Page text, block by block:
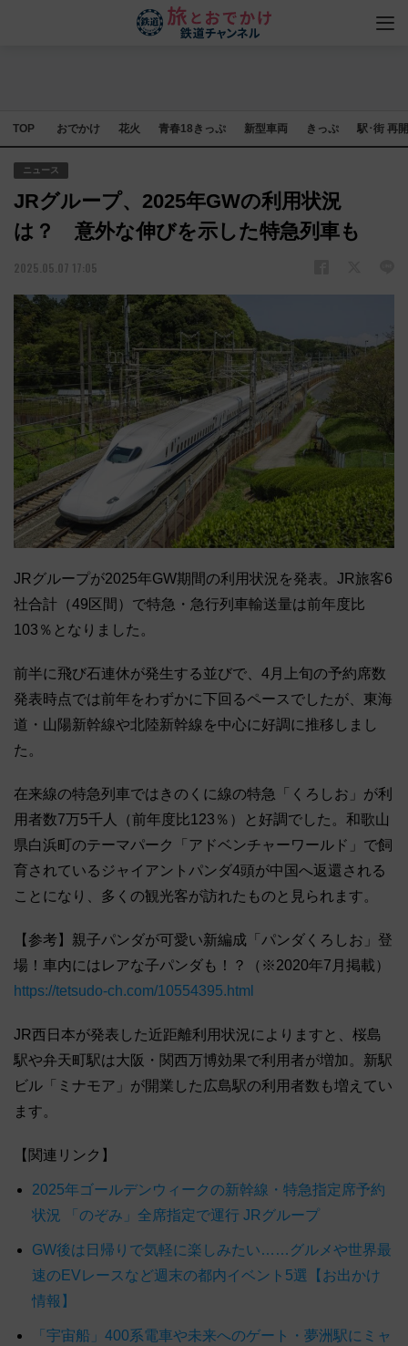
TOP おでかけ 花火 青春18きっぷ 新型車両 きっぷ 駅･街 再
ニュース
JRグループ、2025年GWの利用状況
は？ 意外な伸びを示した特急列車も
2025.05.07 17:05
JRグループが2025年GW期間の利用状況を発表。JR旅客6
社合計（49区間）で特急・急行列車輸送量は前年度比
103％となりました。
前半に飛び石連休が発生する並びで、4月上旬の予約席数
発表時点では前年をわずかに下回るペースでしたが、東海
道・山陽新幹線や北陸新幹線を中心に好調に推移しまし
た。
在来線の特急列車ではきのくに線の特急「くろしお」が利
用者数7万5千人（前年度比123％）と好調でした。和歌山
県白浜町のテーマパーク「アドベンチャーワールド」で飼
育されているジャイアントパンダ4頭が中国へ返還される
ことになり、多くの観光客が訪れたものと見られます。
【参考】親子パンダが可愛い新編成「パンダくろしお」登
場！車内にはレアな子パンダも！？（※2020年7月掲載）
https://tetsudo-ch.com/10554395.html
JR西日本が発表した近距離利用状況によりますと、桜島
駅や弁天町駅は大阪・関西万博効果で利用者が増加。新駅
ビル「ミナモア」が開業した広島駅の利用者数も増えてい
ます。
【関連リンク】
2025年ゴールデンウィークの新幹線・特急指定席予約
状況 「のぞみ」全席指定で運行 JRグループ
GW後は日帰りで気軽に楽しみたい……グルメや世界最
速のEVレースなど週末の都内イベント5選【お出かけ
情報】
「宇宙船」400系電車や未来へのゲート・夢洲駅にミャ